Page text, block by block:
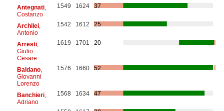
Antegnati,
Costanzo
1549 1624 37
Archilei,
Antonio
1542 1612 25
Arresti,
Giulio
Cesare
1619 1701 20
Baldano,
Giovanni
Lorenzo
1576 1660 52
Banchieri,
Adriano
1568 1634 47